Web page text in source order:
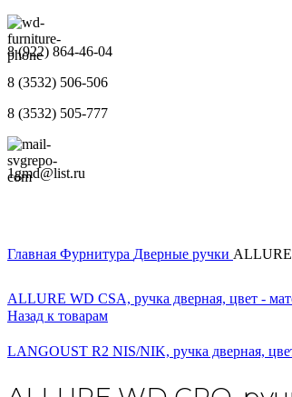
8 (922) 864-46-04
8 (3532) 506-506
8 (3532) 505-777
1gmd@list.ru
Главная Фурнитура Дверные ручки ALLURE
ALLURE WD CSA, ручка дверная, цвет -
Назад к товарам
LANGOUST R2 NIS/NIK, ручка дверная,